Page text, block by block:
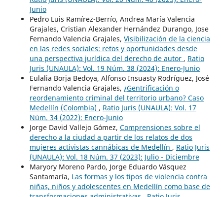
Junio
Pedro Luis Ramírez-Berrío, Andrea María Valencia
Grajales, Cristian Alexander Hernández Durango, Jose
Fernando Valencia Grajales, Visibilización de la ciencia
en las redes sociales: retos y oportunidades desde
una perspectiva jurídica del derecho de autor , Ratio
Juris (UNAULA): Vol. 19 Núm. 38 (2024): Enero-Junio
Eulalia Borja Bedoya, Alfonso Insuasty Rodríguez, José
Fernando Valencia Grajales, ¿Gentrificación o
reordenamiento criminal del territorio urbano? Caso
Medellín (Colombia) , Ratio Juris (UNAULA): Vol. 17
Núm. 34 (2022): Enero-Junio
Jorge David Vallejo Gómez, Comprensiones sobre el
derecho a la ciudad a partir de los relatos de dos
mujeres activistas cannábicas de Medellín , Ratio Juris
(UNAULA): Vol. 18 Núm. 37 (2023): Julio - Diciembre
Maryory Moreno Pardo, Jorge Eduardo Vásquez
Santamaría, Las formas y los tipos de violencia contra
niñas, niños y adolescentes en Medellín como base de